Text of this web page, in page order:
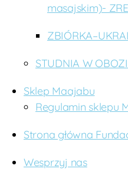
masajskim)-
STUDNIA W
Sklep Maajabu
Regulamin sklepu
Strona główna
Wesprzyj nas